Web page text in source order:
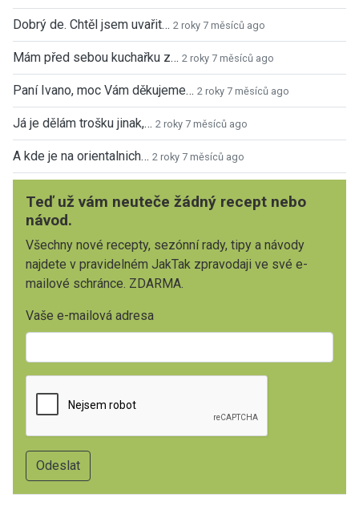
Dobrý de. Chtěl jsem uvařit… 2 roky 7 měsíců ago
Mám před sebou kuchařku z… 2 roky 7 měsíců ago
Paní Ivano, moc Vám děkujeme… 2 roky 7 měsíců ago
Já je dělám trošku jinak,… 2 roky 7 měsíců ago
A kde je na orientalnich… 2 roky 7 měsíců ago
Teď už vám neuteče žádný recept nebo
návod.
Všechny nové recepty, sezónní rady, tipy a návody
najdete v pravidelném JakTak zpravodaji ve své e-
mailové schránce. ZDARMA.
Vaše e-mailová adresa